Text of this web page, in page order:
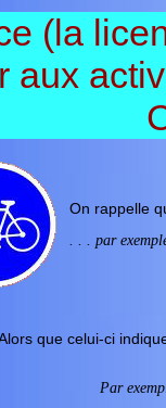
(la
aux
On rappelle
. . . par
que celui-ci
Par